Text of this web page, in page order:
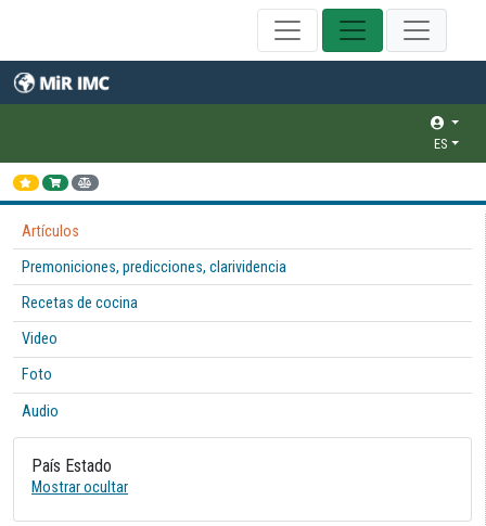
ES
Artículos
Premoniciones, predicciones, clarividencia
Recetas de cocina
Video
Foto
Audio
País Estado
Mostrar ocultar